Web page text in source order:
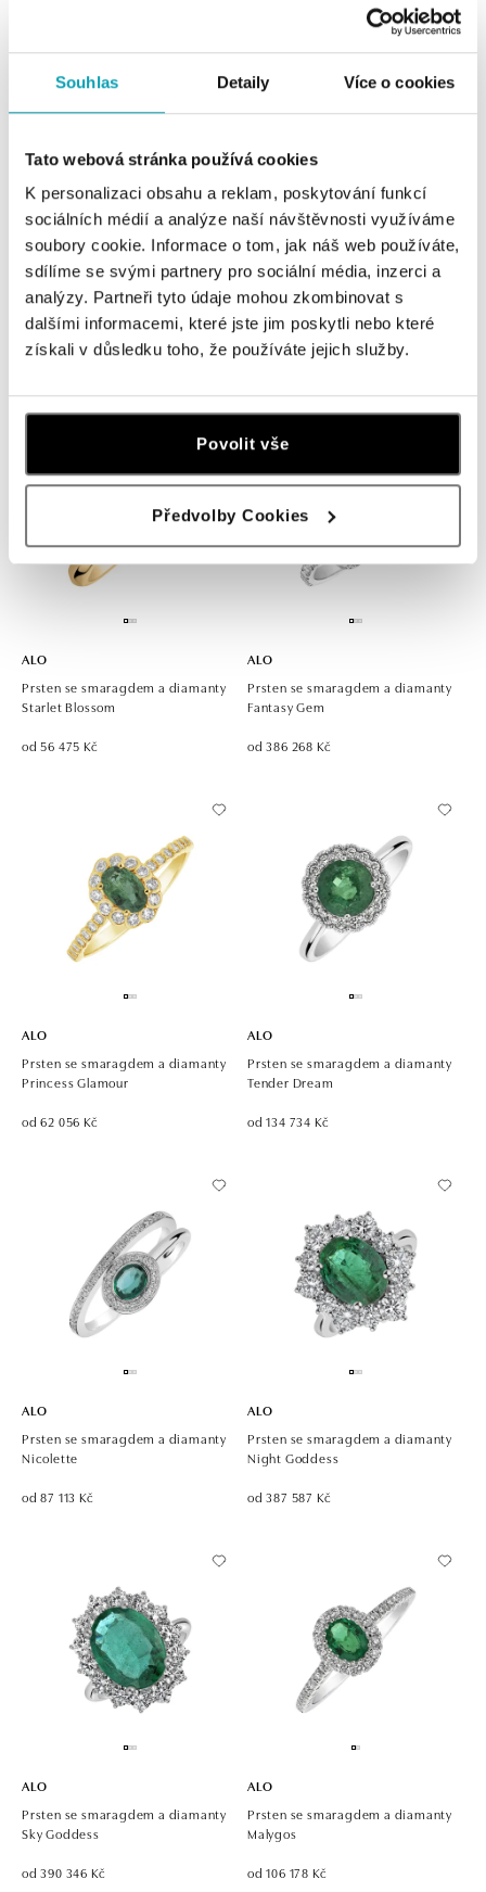
Souhlas Detaily Více o cookies
Tato webová stránka používá cookies
K personalizaci obsahu a reklam, poskytování funkcí
sociálních médií a analýze naší návštěvnosti využíváme
soubory cookie. Informace o tom, jak náš web používáte,
sdílíme se svými partnery pro sociální média, inzerci a
analýzy. Partneři tyto údaje mohou zkombinovat s
dalšími informacemi, které jste jim poskytli nebo které
získali v důsledku toho, že používáte jejich služby.
Povolit vše
Předvolby Cookies
ALO
Prsten se smaragdem a diamanty
Princess Wish
ALO
od 13 855 Kč
ALO
Prsten se smaragdem a diamanty
Starlet Blossom
od 56 475 Kč
ALO
Prsten se smaragdem a diamanty
Fantasy Gem
od 386 268 Kč
ALO
Prsten se smaragdem a diamanty
Princess Glamour
od 62 056 Kč
ALO
Prsten se smaragdem a diamanty
Tender Dream
od 134 734 Kč
ALO
Prsten se smaragdem a diamanty
Nicolette
od 87 113 Kč
ALO
Prsten se smaragdem a diamanty
Night Goddess
od 387 587 Kč
ALO
Prsten se smaragdem a diamanty
Sky Goddess
od 390 346 Kč
ALO
Prsten se smaragdem a diamanty
Malygos
od 106 178 Kč